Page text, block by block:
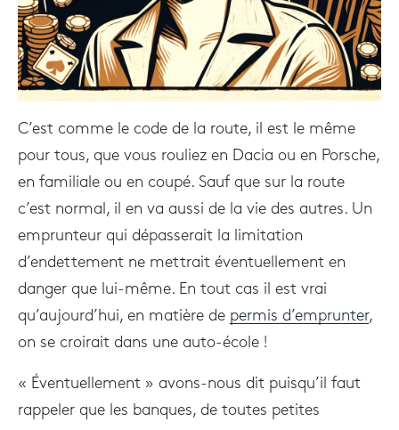
C’est comme le code de la route, il est le même
pour tous, que vous rouliez en Dacia ou en Porsche,
en familiale ou en coupé. Sauf que sur la route
c’est normal, il en va aussi de la vie des autres. Un
emprunteur qui dépasserait la limitation
d’endettement ne mettrait éventuellement en
danger que lui-même. En tout cas il est vrai
qu’aujourd’hui, en matière de permis d’emprunter,
on se croirait dans une auto-école !
« Éventuellement » avons-nous dit puisqu’il faut
rappeler que les banques, de toutes petites